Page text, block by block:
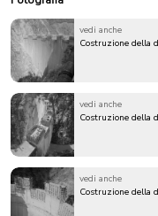
vedi anche
Costruzione della
vedi anche
Costruzione della
vedi anche
Costruzione della